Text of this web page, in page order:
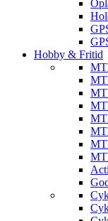
Hobby & Fritid